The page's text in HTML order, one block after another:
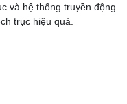
và hệ thống truyền động
trục hiệu quả.